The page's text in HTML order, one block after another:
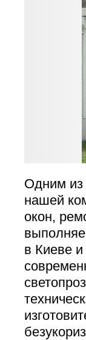
Одним из
нашей
окон,
в Киеве